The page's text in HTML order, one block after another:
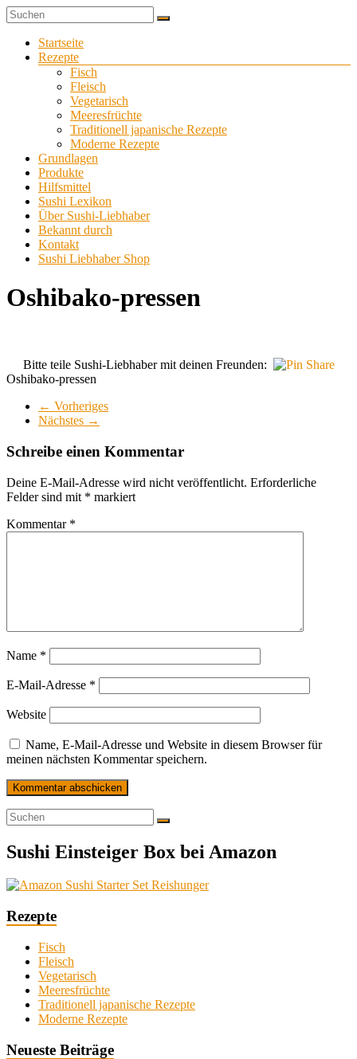
Zum
Inhalt
springen
Sushi-
Liebhaber
Sushi
selber
Menü
Startseite
Rezepte
Fisch
Fleisch
Vegetarisch
Meeresfrüchte
Traditionell japanische Rezepte
Moderne Rezepte
Grundlagen
Produkte
Hilfsmittel
Sushi Lexikon
Über Sushi-Liebhaber
Bekannt durch
Kontakt
Sushi Liebhaber Shop
Oshibako-pressen
Bitte teile Sushi-Liebhaber mit deinen Freunden:
Oshibako-pressen
← Vorheriges
Nächstes →
Schreibe einen Kommentar
Deine E-Mail-Adresse wird nicht veröffentlicht. Erforderliche
Felder sind mit * markiert
Kommentar *
Name *
E-Mail-Adresse *
Website
Name, E-Mail-Adresse und Website in diesem Browser für
meinen nächsten Kommentar speichern.
Sushi Einsteiger Box bei Amazon
Rezepte
Fisch
Fleisch
Vegetarisch
Meeresfrüchte
Traditionell japanische Rezepte
Moderne Rezepte
Neueste Beiträge